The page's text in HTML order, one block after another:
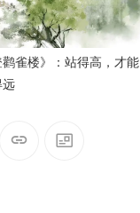
鹳雀楼》：站得高，才能
远